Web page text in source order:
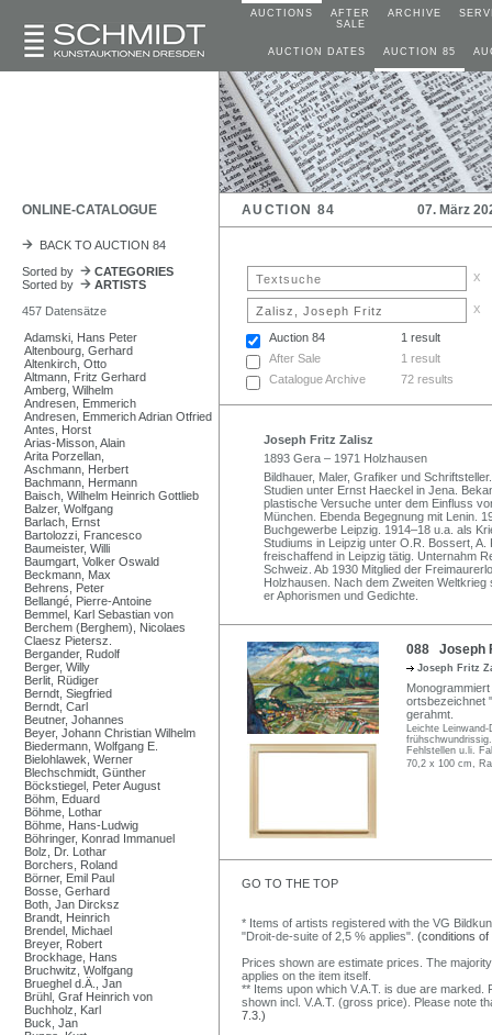
AUCTIONS
AFTER
SALE
ARCHIVE
AUCTION DATES AUCTION 85
ONLINE-CATALOGUE AUCTION 84 07. März
BACK TO AUCTION 84
Sorted by
CATEGORIES
Sorted by
ARTISTS
457 Datensätze
Adamski, Hans Peter
Altenbourg, Gerhard
Altenkirch, Otto
Altmann, Fritz Gerhard
Amberg, Wilhelm
Andresen, Emmerich
Andresen, Emmerich Adrian Otfried
Antes, Horst
Arias-Misson, Alain
Arita Porzellan,
Aschmann, Herbert
Bachmann, Hermann
Baisch, Wilhelm Heinrich Gottlieb
Balzer, Wolfgang
Barlach, Ernst
Bartolozzi, Francesco
Baumeister, Willi
Baumgart, Volker Oswald
Beckmann, Max
Behrens, Peter
Bellangé, Pierre-Antoine
Bemmel, Karl Sebastian von
Berchem (Berghem), Nicolaes
Claesz Pietersz.
Bergander, Rudolf
Berger, Willy
Berlit, Rüdiger
Berndt, Siegfried
Berndt, Carl
Beutner, Johannes
Beyer, Johann Christian Wilhelm
Biedermann, Wolfgang E.
Bielohlawek, Werner
Blechschmidt, Günther
Böckstiegel, Peter August
Böhm, Eduard
Böhme, Lothar
Böhme, Hans-Ludwig
Böhringer, Konrad Immanuel
Bolz, Dr. Lothar
Borchers, Roland
Börner, Emil Paul
Bosse, Gerhard
Both, Jan Dircksz
Brandt, Heinrich
Brendel, Michael
Breyer, Robert
Brockhage, Hans
Bruchwitz, Wolfgang
Brueghel d.Ä., Jan
Brühl, Graf Heinrich von
Buchholz, Karl
Buck, Jan
x
x
Auction 84
1 result
After Sale
1 result
Catalogue Archive
72 results
Joseph Fritz Zalisz
1893 Gera – 1971 Holzhausen
Bildhauer, Maler, Grafiker und
Studien unter Ernst Haeckel in Jena.
plastische Versuche unter dem Einfluss
München. Ebenda Begegnung mit Lenin.
Buchgewerbe Leipzig. 1914–18 u.a. als
Studiums in Leipzig unter O.R. Bossert, A.
freischaffend in Leipzig tätig. Unternahm
Schweiz. Ab 1930 Mitglied der
Holzhausen. Nach dem Zweiten
er Aphorismen und Gedichte.
088 Joseph
Joseph Fritz
ortsbezeichnet
gerahmt.
Leichte
Fehlstellen u.li.
70,2 x 100 cm,
GO TO THE TOP
* Items of artists registered with the VG
"Droit-de-suite of 2,5 % applies". (conditions of
Prices shown are estimate prices. The
applies on the item itself.
** Items upon which V.A.T. is due are
shown incl. V.A.T. (gross price). Please note
7.3.)